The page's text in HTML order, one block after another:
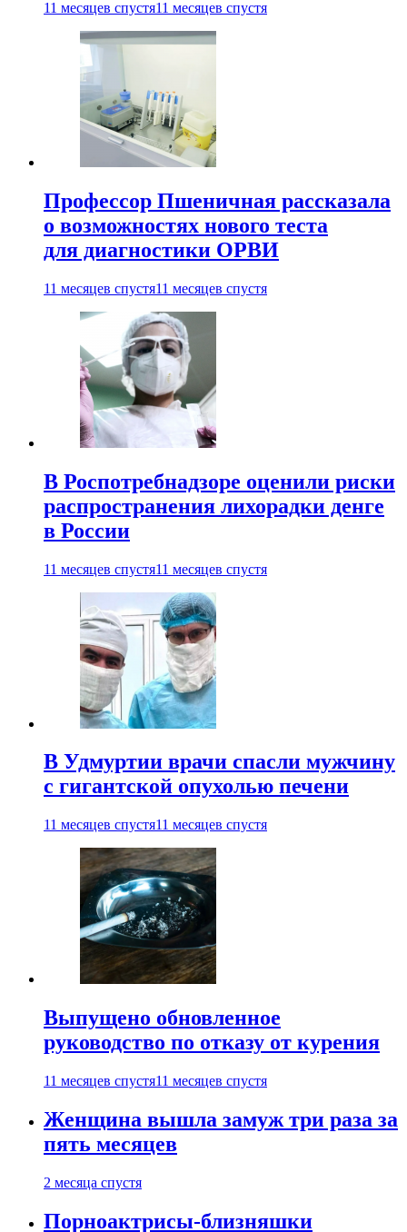
11 месяцев спустя11 месяцев спустя
Профессор Пшеничная рассказала
о возможностях нового теста
для диагностики ОРВИ
11 месяцев спустя11 месяцев спустя
В Роспотребнадзоре оценили риски
распространения лихорадки денге
в России
11 месяцев спустя11 месяцев спустя
В Удмуртии врачи спасли мужчину
с гигантской опухолью печени
11 месяцев спустя11 месяцев спустя
Выпущено обновленное
руководство по отказу от курения
11 месяцев спустя11 месяцев спустя
Женщина вышла замуж три раза за
пять месяцев
2 месяца спустя
Порноактрисы-близняшки